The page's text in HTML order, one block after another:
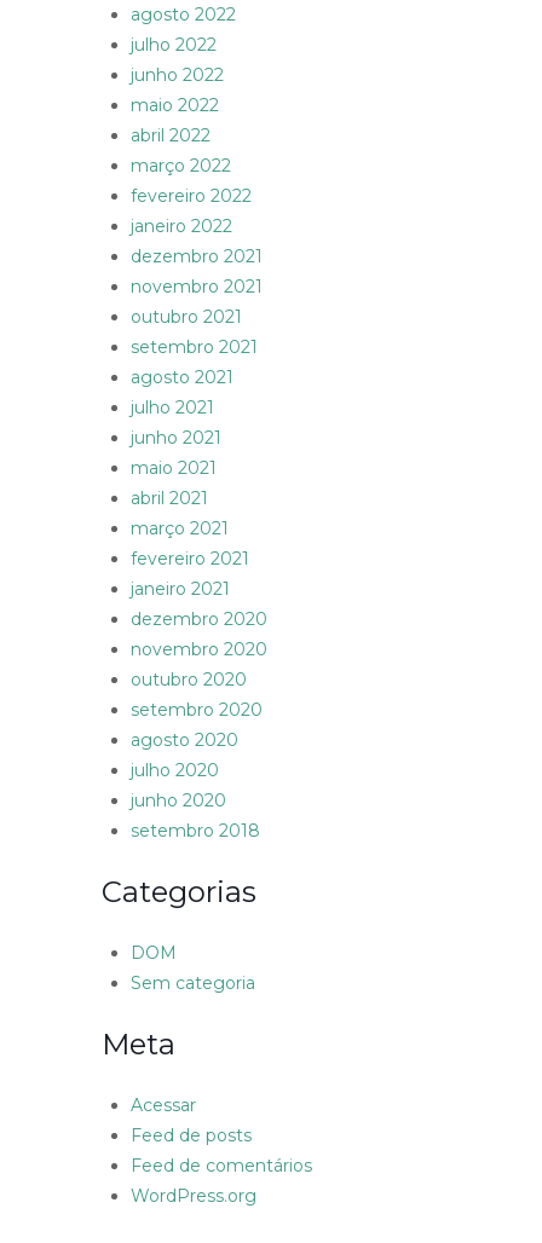
agosto 2022
julho 2022
junho 2022
maio 2022
abril 2022
março 2022
fevereiro 2022
janeiro 2022
dezembro 2021
novembro 2021
outubro 2021
setembro 2021
agosto 2021
julho 2021
junho 2021
maio 2021
abril 2021
março 2021
fevereiro 2021
janeiro 2021
dezembro 2020
novembro 2020
outubro 2020
setembro 2020
agosto 2020
julho 2020
junho 2020
setembro 2018
Categorias
DOM
Sem categoria
Meta
Acessar
Feed de posts
Feed de comentários
WordPress.org